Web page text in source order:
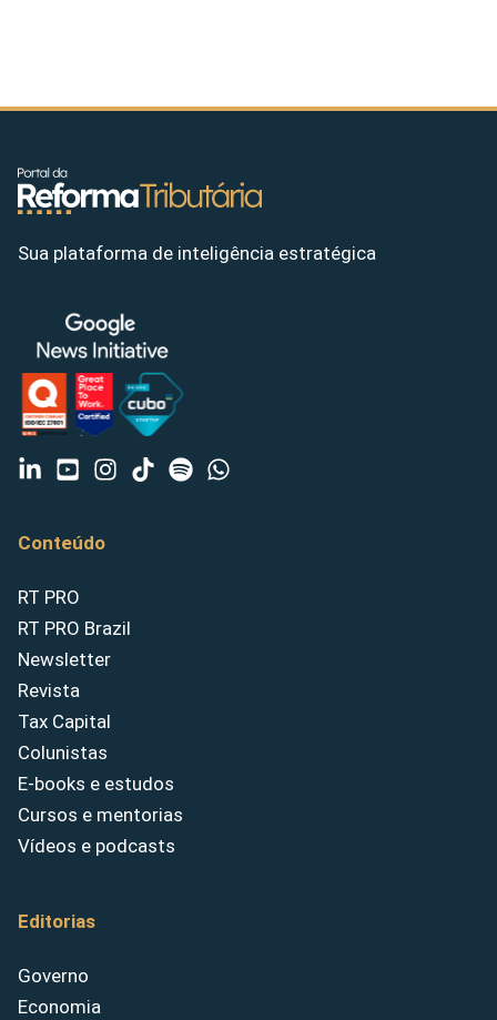
Sua plataforma de inteligência estratégica
Conteúdo
RT PRO
RT PRO Brazil
Newsletter
Revista
Tax Capital
Colunistas
E-books e estudos
Cursos e mentorias
Vídeos e podcasts
Editorias
Governo
Economia